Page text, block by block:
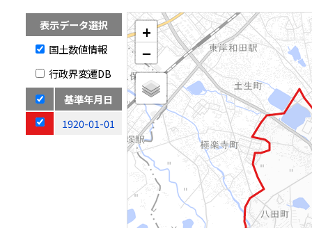
表示データ選択
国土数値情報
行政界変遷DB
基準年月日
1920-01-01
+
−